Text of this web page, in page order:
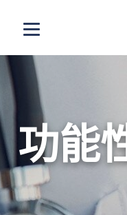
打开选单
功能